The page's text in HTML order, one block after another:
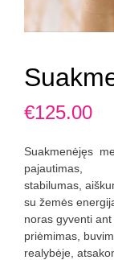
€125.00
Suakmenėjęs
pajautimas,
stabilumas,
su žemės
noras gyventi
priėmimas,
realybėje,